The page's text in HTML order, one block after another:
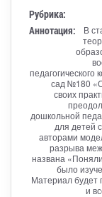
Рубрика:
Аннотация:
В
сад №180
своих
дошкольной
для детей
авторами
разрыва
названа
было
Материал будет
и